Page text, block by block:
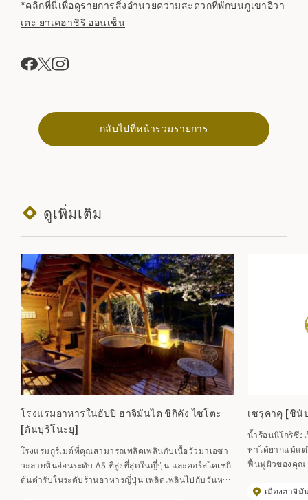
*คลิกที่นี่เพื่อดูรายการสิ่งอำนวยความสะดวกที่พักบนภูเขาอิวา
เตะ ยาเคฮาชิริ ออนเซ็น
กลับไปที่หน้ารวมรายการ
ดูเพิ่มเติม
โรงแรมอาหารในอัปปิ ฮาจิมันไต ชิกิคัง ไซโตะ
[ดันบุริโนะยุ]
โรงแรมกูร์เมต์ที่คุณสามารถเพลิดเพลินกับเนื้อวัวมาเอซา
วะลายหินอ่อนระดับ A5 ที่สูงที่สุดในญี่ปุ่น และคอร์สไคเซกิ
ต้นตำรับในระดับร้านอาหารญี่ปุ่น เพลิดเพลินไปกับวันหยุด
เซรุคาคุ [ชินั
น้ำร้อนนิโกริซึ่ง
หาได้ยากแม้แ
ฟื้นฟูผิวของคุณ
เมืองฮาจิมั